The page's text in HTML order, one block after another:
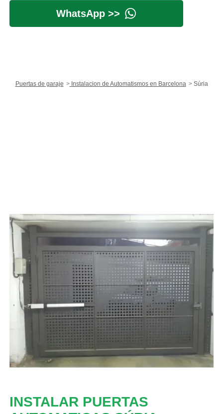
WhatsApp >>
Puertas de garaje Instalacion de Automatismos en Barcelona Súria
INSTALAR PUERTAS